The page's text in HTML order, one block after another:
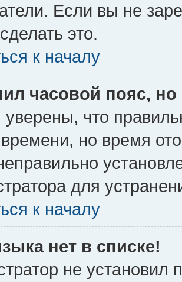
Если вы не
это.
к началу
часовой пояс,
что
времени, но время
для
к началу
нет в списке!
не установил